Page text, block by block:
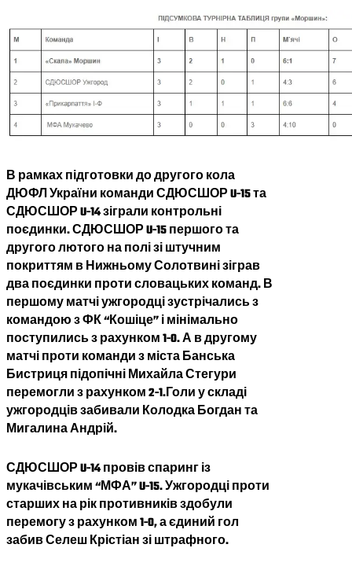
В рамках підготовки до другого кола
ДЮФЛ України команди СДЮСШОР U-15 та
СДЮСШОР U-14 зіграли контрольні
поєдинки. СДЮСШОР U-15 першого та
другого лютого на полі зі штучним
покриттям в Нижньому Солотвині зіграв
два поєдинки проти словацьких команд. В
першому матчі ужгородці зустрічались з
командою з ФК “Кошіце” і мінімально
поступились з рахунком 1-0. А в другому
матчі проти команди з міста Банська
Бистриця підопічні Михайла Стегури
перемогли з рахунком 2-1.Голи у складі
ужгородців забивали Колодка Богдан та
Мигалина Андрій.
СДЮСШОР U-14 провів спаринг із
мукачівським “МФА” U-15. Ужгородці проти
старших на рік противників здобули
перемогу з рахунком 1-0, а єдиний гол
забив Селеш Крістіан зі штрафного.